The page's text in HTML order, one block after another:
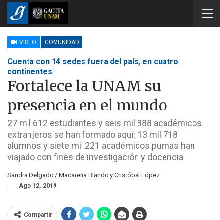
VIDEO COMUNIDAD
Cuenta con 14 sedes fuera del país, en cuatro
continentes
Fortalece la UNAM su
presencia en el mundo
27 mil 612 estudiantes y seis mil 888 académicos
extranjeros se han formado aquí; 13 mil 718
alumnos y siete mil 221 académicos pumas han
viajado con fines de investigación y docencia
Sandra Delgado / Macarena Blando y Cristóbal López
Ago 12, 2019
Compartir